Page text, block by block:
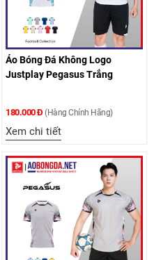
Áo Bóng Đá Không Logo
Justplay Pegasus Trắng
180.000 Đ (Hàng Chính Hãng)
Xem chi tiết